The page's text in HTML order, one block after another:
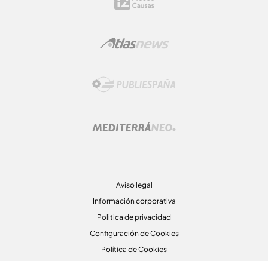
Aviso legal
Información corporativa
Politica de privacidad
Configuración de Cookies
Política de Cookies